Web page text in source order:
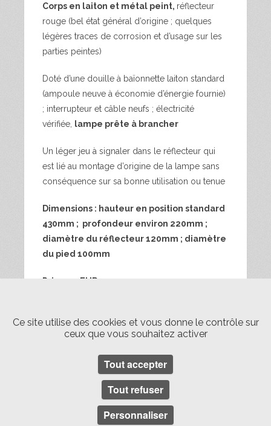
Corps en laiton et métal peint, réflecteur
rouge (bel état général d’origine ; quelques
légères traces de corrosion et d’usage sur les
parties peintes)
Doté d’une douille à baïonnette laiton standard
(ampoule neuve à économie d’énergie fournie)
; interrupteur et câble neufs ; électricité
vérifiée, lampe prête à brancher
Un léger jeu à signaler dans le réflecteur qui
est lié au montage d’origine de la lampe sans
conséquence sur sa bonne utilisation ou tenue
Dimensions : hauteur en position standard
430mm ; profondeur environ 220mm ;
diamètre du réflecteur 120mm ; diamètre
du pied 100mm
Prix : 120EUR
Relay 25EUR/pièce ;Livraison Paris 20EUR
(fréquence d’une fois toutes les 6
semaines ; autre destination me
bureau laiton Lampe
Ce site utilise des cookies et vous donne le contrôle sur
ceux que vous souhaitez activer
Tout accepter
Tout refuser
Personnaliser